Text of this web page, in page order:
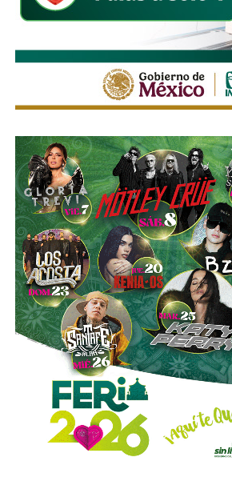
de indefensión”, señaló.
Respecto a la llegada de nuevas
estado, Martínez Acosta consideró
competencia representa una
mejorar la calidad del servicio de
“Hoy el gremio del taxismo entiende
es buena. Ellos estarán tratando de
mejor servicio, mientras que la
opción que considere más
La titular de la SCT reiteró que,
el procedimiento administrativo y
obligaciones previstas en la ley, la
prestar el servicio de transporte en
También lee:Ya es oficial: MiTaxi
de transporte de la Fenapo 2026